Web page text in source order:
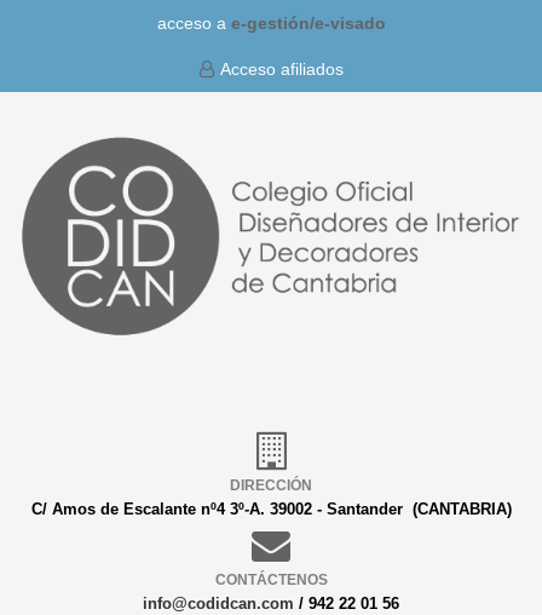
acceso a e-gestión/e-visado
Acceso afiliados
DIRECCIÓN
C/ Amos de Escalante nº4 3º-A. 39002 - Santander (CANTABRIA)
CONTÁCTENOS
info@codidcan.com / 942 22 01 56